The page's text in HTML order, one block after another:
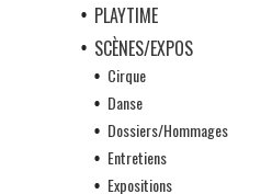
PLAYTIME
SCÈNES/EXPOS
Cirque
Danse
Dossiers/Hommages
Entretiens
Expositions